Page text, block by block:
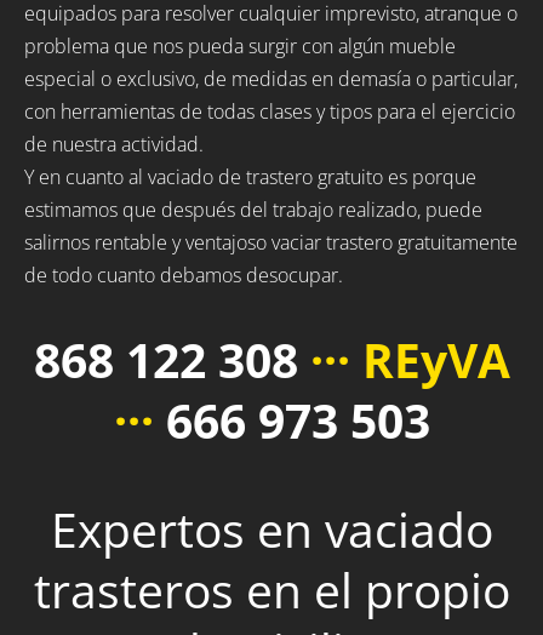
equipados para resolver cualquier imprevisto, atranque o
problema que nos pueda surgir con algún mueble
especial o exclusivo, de medidas en demasía o particular,
con herramientas de todas clases y tipos para el ejercicio
de nuestra actividad.
Y en cuanto al vaciado de trastero gratuito es porque
estimamos que después del trabajo realizado, puede
salirnos rentable y ventajoso vaciar trastero gratuitamente
de todo cuanto debamos desocupar.
868 122 308 ··· REyVA
··· 666 973 503
Expertos en vaciado
trasteros en el propio